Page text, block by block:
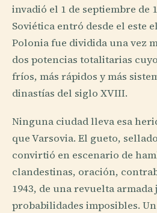
invadió el 1 de septiembre de
Soviética entró desde el este
Polonia fue dividida una vez
dos potencias totalitarias
fríos, más rápidos y más
dinastías del siglo XVIII.
Ninguna ciudad lleva esa
que Varsovia. El gueto,
convirtió en escenario de
clandestinas, oración,
1943, de una revuelta
probabilidades imposibles.